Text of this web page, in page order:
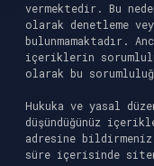
vermektedir. Bu
olarak denetleme
bulunmamaktadır.
içeriklerin
olarak bu
Hukuka ve yasal
düşündüğünüz
adresine
süre içerisinde